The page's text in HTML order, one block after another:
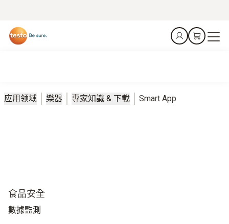
应用领域 樂器 專家知識 & 下載 Smart App
食品安全
數據監測